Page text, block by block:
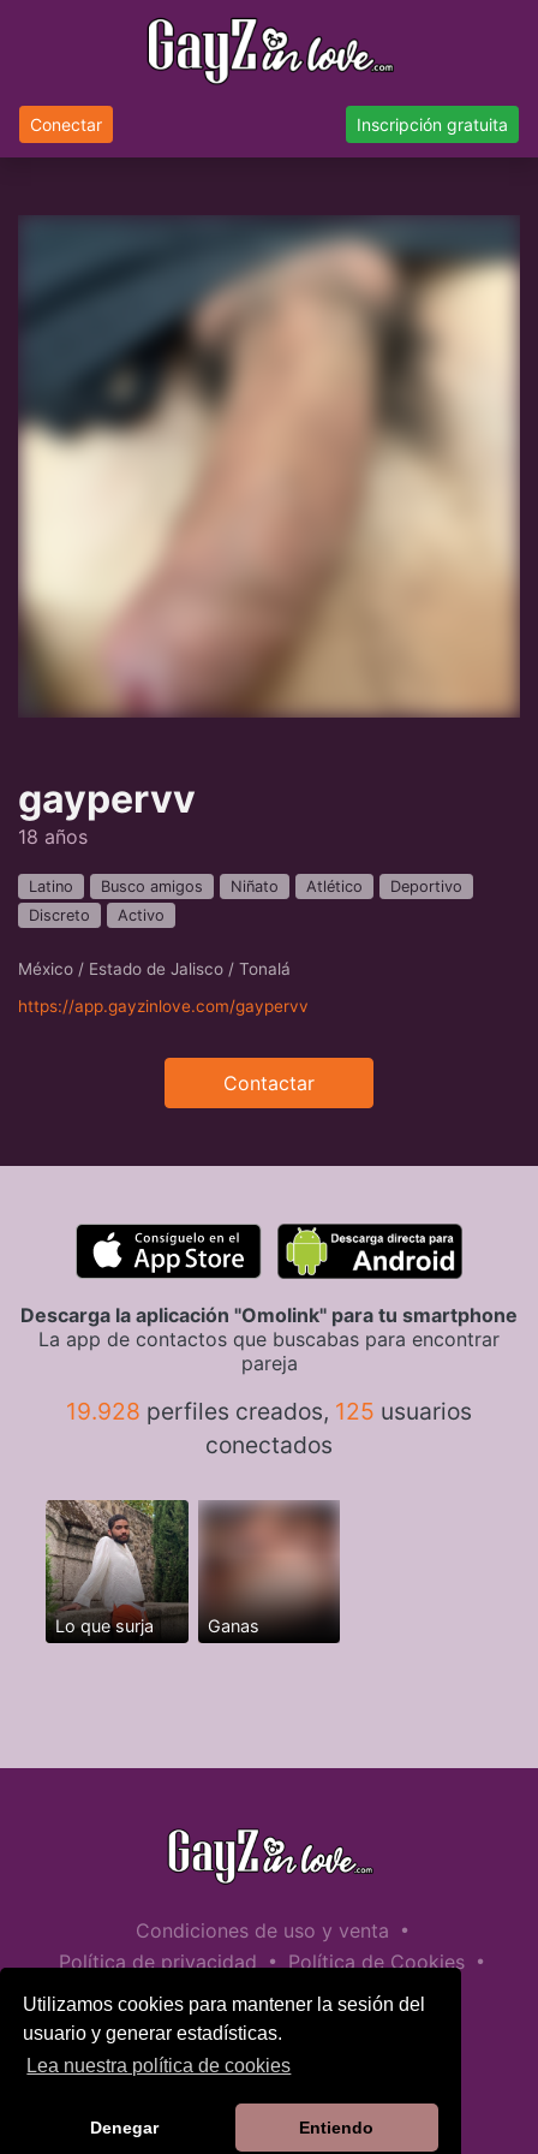
Utilizamos cookies para mantener la sesión del
usuario y generar estadísticas.
Lea nuestra política de cookies
Denegar Entiendo
Conectar Inscripción gratuita
gaypervv
18 años
Latino Busco amigos Niñato Atlético
Deportivo
Discreto
Activo
México / Estado de Jalisco / Tonalá
https://app.gayzinlove.com/gaypervv
Contactar
Descarga la aplicación "Omolink" para tu smartphone
La app de contactos que buscabas para encontrar
pareja
19.928 perfiles creados, 125 usuarios
conectados
Lo que surja Ganas
Condiciones de uso y venta •
Política de privacidad • Política de Cookies •
Política de seguridad infantil
Ayuda / Contactar